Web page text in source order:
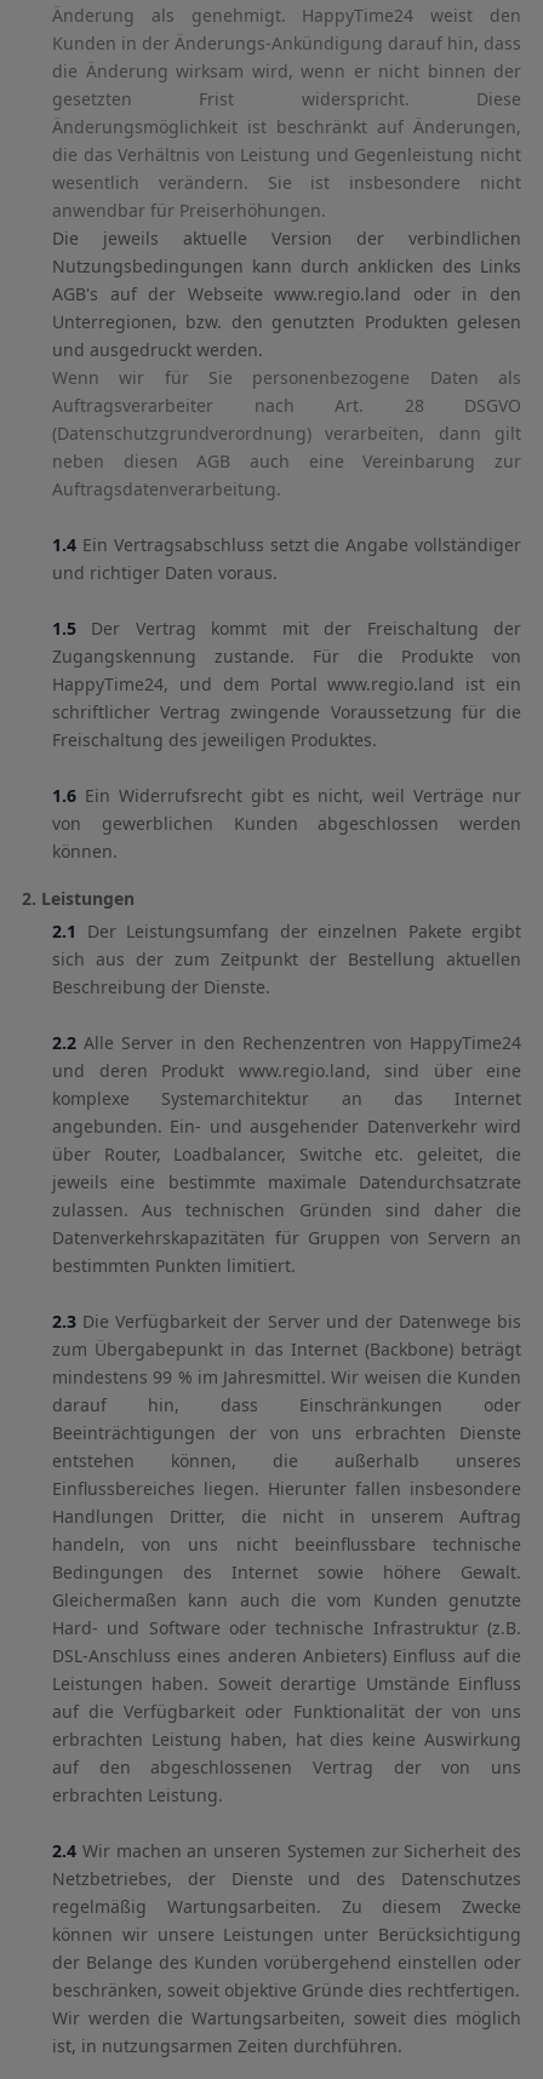
Änderung als genehmigt. HappyTime24 weist den
Kunden in der Änderungs-Ankündigung darauf hin, dass
die Änderung wirksam wird, wenn er nicht binnen der
gesetzten Frist widerspricht. Diese
Änderungsmöglichkeit ist beschränkt auf Änderungen,
die das Verhältnis von Leistung und Gegenleistung nicht
wesentlich verändern. Sie ist insbesondere nicht
anwendbar für Preiserhöhungen.
Die jeweils aktuelle Version der verbindlichen
Nutzungsbedingungen kann durch anklicken des Links
AGB's auf der Webseite www.regio.land oder in den
Unterregionen, bzw. den genutzten Produkten gelesen
und ausgedruckt werden.
Wenn wir für Sie personenbezogene Daten als
Auftragsverarbeiter nach Art. 28 DSGVO
(Datenschutzgrundverordnung) verarbeiten, dann gilt
neben diesen AGB auch eine Vereinbarung zur
Auftragsdatenverarbeitung.
1.4 Ein Vertragsabschluss setzt die Angabe vollständiger
und richtiger Daten voraus.
1.5 Der Vertrag kommt mit der Freischaltung der
Zugangskennung zustande. Für die Produkte von
HappyTime24, und dem Portal www.regio.land ist ein
schriftlicher Vertrag zwingende Voraussetzung für die
Freischaltung des jeweiligen Produktes.
1.6 Ein Widerrufsrecht gibt es nicht, weil Verträge nur
von gewerblichen Kunden abgeschlossen werden
können.
2. Leistungen
2.1
Der Leistungsumfang der einzelnen Pakete ergibt
sich aus der zum Zeitpunkt der Bestellung aktuellen
Beschreibung der Dienste.
2.2 Alle Server in den Rechenzentren von HappyTime24
und deren Produkt www.regio.land, sind über eine
komplexe Systemarchitektur an das Internet
angebunden. Ein- und ausgehender Datenverkehr wird
über Router, Loadbalancer, Switche etc. geleitet, die
jeweils eine bestimmte maximale Datendurchsatzrate
zulassen. Aus technischen Gründen sind daher die
Datenverkehrskapazitäten für Gruppen von Servern an
bestimmten Punkten limitiert.
2.3 Die Verfügbarkeit der Server und der Datenwege bis
zum Übergabepunkt in das Internet (Backbone) beträgt
mindestens 99 % im Jahresmittel. Wir weisen die Kunden
darauf hin, dass Einschränkungen oder
Beeinträchtigungen der von uns erbrachten Dienste
entstehen können, die außerhalb unseres
Einflussbereiches liegen. Hierunter fallen insbesondere
Handlungen Dritter, die nicht in unserem Auftrag
handeln, von uns nicht beeinflussbare technische
Bedingungen des Internet sowie höhere Gewalt.
Gleichermaßen kann auch die vom Kunden genutzte
Hard- und Software oder technische Infrastruktur (z.B.
DSL-Anschluss eines anderen Anbieters) Einfluss auf die
Leistungen haben. Soweit derartige Umstände Einfluss
auf die Verfügbarkeit oder Funktionalität der von uns
erbrachten Leistung haben, hat dies keine Auswirkung
auf den abgeschlossenen Vertrag der von uns
erbrachten Leistung.
2.4 Wir machen an unseren Systemen zur Sicherheit des
Netzbetriebes, der Dienste und des Datenschutzes
regelmäßig Wartungsarbeiten. Zu diesem Zwecke
können wir unsere Leistungen unter Berücksichtigung
der Belange des Kunden vorübergehend einstellen oder
beschränken, soweit objektive Gründe dies rechtfertigen.
Wir werden die Wartungsarbeiten, soweit dies möglich
ist, in nutzungsarmen Zeiten durchführen.